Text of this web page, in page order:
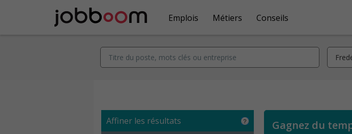
Emplois Métiers Conseils
Affiner les résultats
Gagnez du